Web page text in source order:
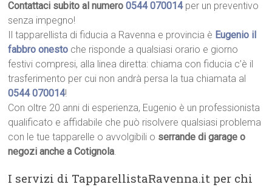
Contattaci subito al numero0544 070014per un preventivo
senza impegno!
Il tapparellista di fiducia a Ravenna e provincia è Eugenio il
fabbro onesto che risponde a qualsiasi orario e giorno
festivi compresi, alla linea diretta: chiama con fiducia c’è il
trasferimento per cui non andrà persa la tua chiamata al
0544 070014!
Con oltre 20 anni di esperienza, Eugenio è un professionista
qualificato e affidabile che può risolvere qualsiasi problema
con le tue tapparelle o avvolgibili o serrande di garage o
negozi anche a Cotignola.
I servizi di TapparellistaRavenna.it per chi